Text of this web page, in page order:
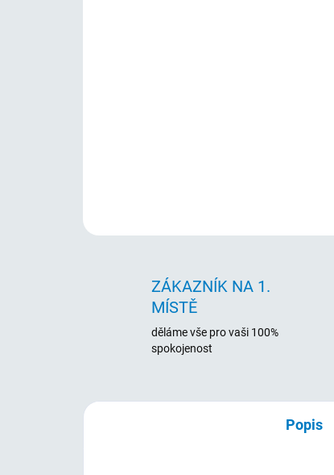
ZÁKAZNÍK NA 1.
MÍSTĚ
děláme vše pro vaši 100%
spokojenost
Popis